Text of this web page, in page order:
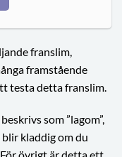
franslim,
framstående
testa detta franslim.
som ”lagom”,
kladdig om du